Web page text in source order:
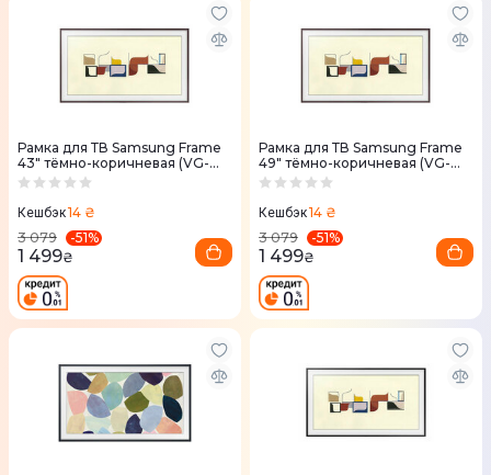
Рамка для ТВ Samsung Frame
43" тёмно-коричневая (VG-
SCFN43DP)
Кешбэк14 ₴
3 079
-51%
1 499₴
Рамка для ТВ Samsung Frame
49" тёмно-коричневая (VG-
SCFN49DP)
Кешбэк14 ₴
3 079
-51%
1 499₴